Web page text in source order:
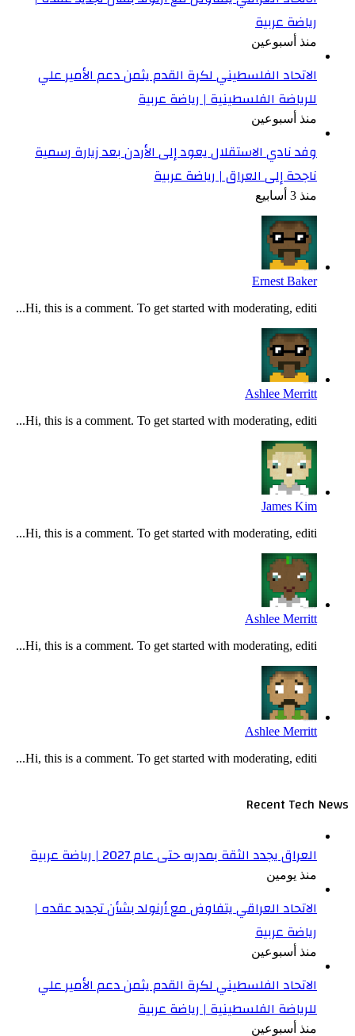
رياضة عربية
منذ أسبوعين
الاتحاد الفلسطيني لكرة القدم يثمن دعم الأمير علي
للرياضة الفلسطينية | رياضة عربية
منذ أسبوعين
وفد نادي الاستقلال يعود إلى الأردن بعد زيارة رسمية
ناجحة إلى العراق | رياضة عربية
منذ 3 أسابيع
Ernest Baker
Hi, this is a comment. To get started with moderating, editi...
Ashlee Merritt
Hi, this is a comment. To get started with moderating, editi...
James Kim
Hi, this is a comment. To get started with moderating, editi...
Ashlee Merritt
Hi, this is a comment. To get started with moderating, editi...
Ashlee Merritt
Hi, this is a comment. To get started with moderating, editi...
Recent Tech News
العراق يجدد الثقة بمدربه حتى عام 2027 | رياضة عربية
منذ يومين
الاتحاد العراقي يتفاوض مع أرنولد بشأن تجديد عقده |
رياضة عربية
منذ أسبوعين
الاتحاد الفلسطيني لكرة القدم يثمن دعم الأمير علي
للرياضة الفلسطينية | رياضة عربية
منذ أسبوعين